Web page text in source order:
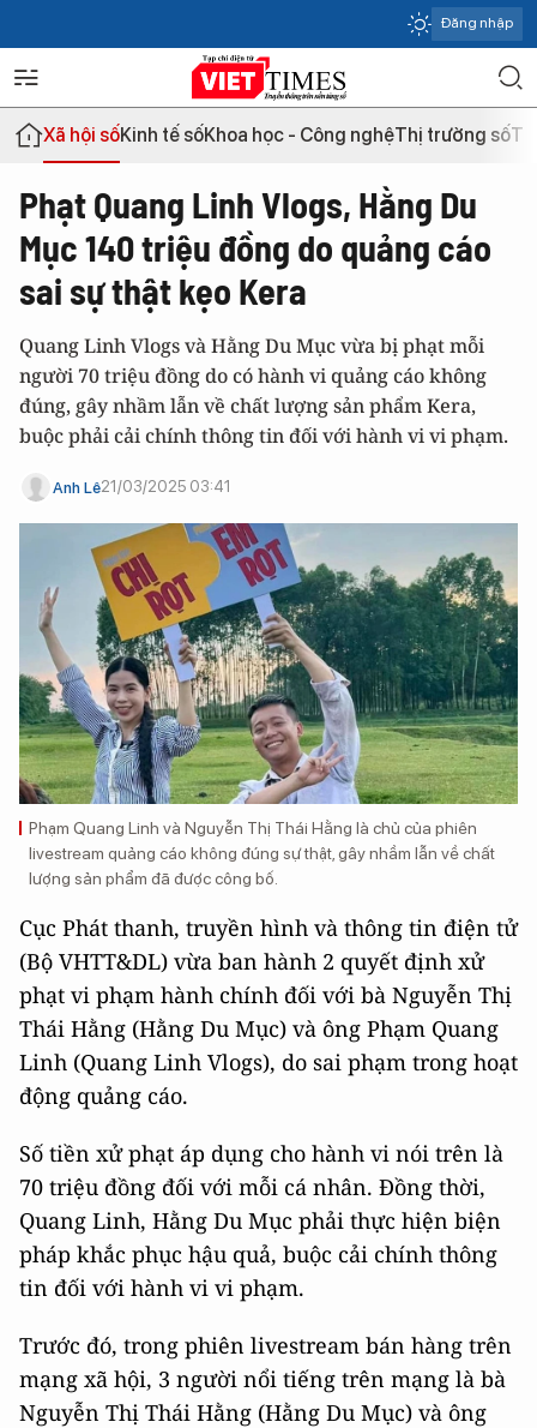
Đăng nhập
Xã hội sốKinh tế sốKhoa học - Công nghệThị trường số
Phạt Quang Linh Vlogs, Hằng Du
Mục 140 triệu đồng do quảng cáo
sai sự thật kẹo Kera
Quang Linh Vlogs và Hằng Du Mục vừa bị phạt mỗi
người 70 triệu đồng do có hành vi quảng cáo không
đúng, gây nhầm lẫn về chất lượng sản phẩm Kera,
buộc phải cải chính thông tin đối với hành vi vi phạm.
Anh Lê21/03/2025 03:41
Phạm Quang Linh và Nguyễn Thị Thái Hằng là chủ của phiên
livestream quảng cáo không đúng sự thật, gây nhầm lẫn về chất
lượng sản phẩm đã được công bố.
Cục Phát thanh, truyền hình và thông tin điện tử
(Bộ VHTT&DL) vừa ban hành 2 quyết định xử
phạt vi phạm hành chính đối với bà Nguyễn Thị
Thái Hằng (Hằng Du Mục) và ông Phạm Quang
Linh (Quang Linh Vlogs), do sai phạm trong hoạt
động quảng cáo.
Số tiền xử phạt áp dụng cho hành vi nói trên là
70 triệu đồng đối với mỗi cá nhân. Đồng thời,
Quang Linh, Hằng Du Mục phải thực hiện biện
pháp khắc phục hậu quả, buộc cải chính thông
tin đối với hành vi vi phạm.
Trước đó, trong phiên livestream bán hàng trên
mạng xã hội, 3 người nổi tiếng trên mạng là bà
Nguyễn Thị Thái Hằng (Hằng Du Mục) và ông